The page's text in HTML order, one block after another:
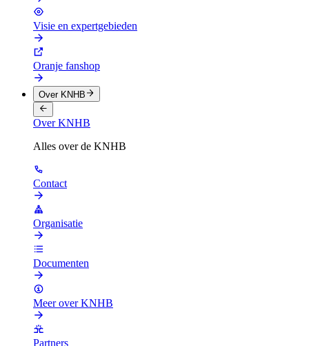
Visie en expertgebieden
Oranje fanshop
Over KNHB
Over KNHB
Alles over de KNHB
Contact
Organisatie
Documenten
Meer over KNHB
Partners